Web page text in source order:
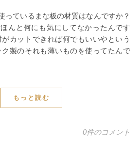
んと何にも気にしてなかったんです
カットできれば何でもいいやという
製のそれも薄いものを使ってたんで
もっと読む
0件のコメント